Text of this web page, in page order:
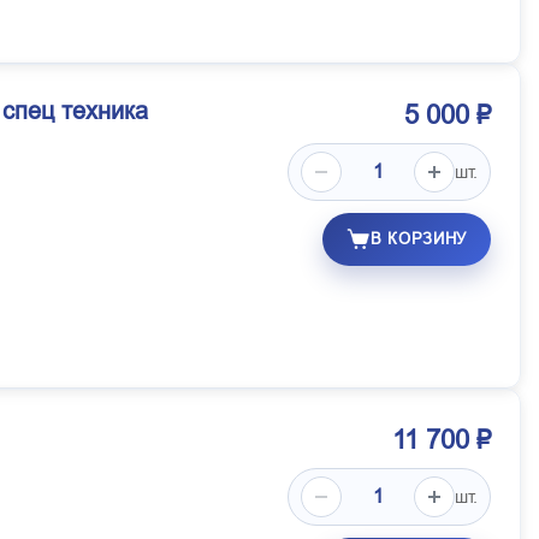
техника 5 000 ₽
шт.
В КОРЗИНУ
11 700 ₽
шт.